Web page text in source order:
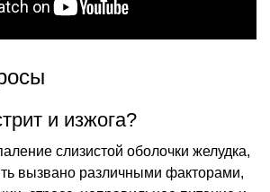
и изжога?
слизистой оболочки желудка,
вызвано различными факторами,